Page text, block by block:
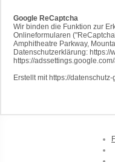
Google ReCaptcha
Wir binden die Funktion zur
Onlineformularen
Amphitheatre Parkway,
Datenschutzerklärung: https://
https://
Erstellt mit https://